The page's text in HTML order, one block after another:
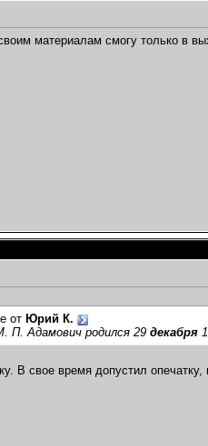
материалам смогу только в
от Юрий К.
П. Адамович родился 29 декабря
В свое время допустил опечатку,